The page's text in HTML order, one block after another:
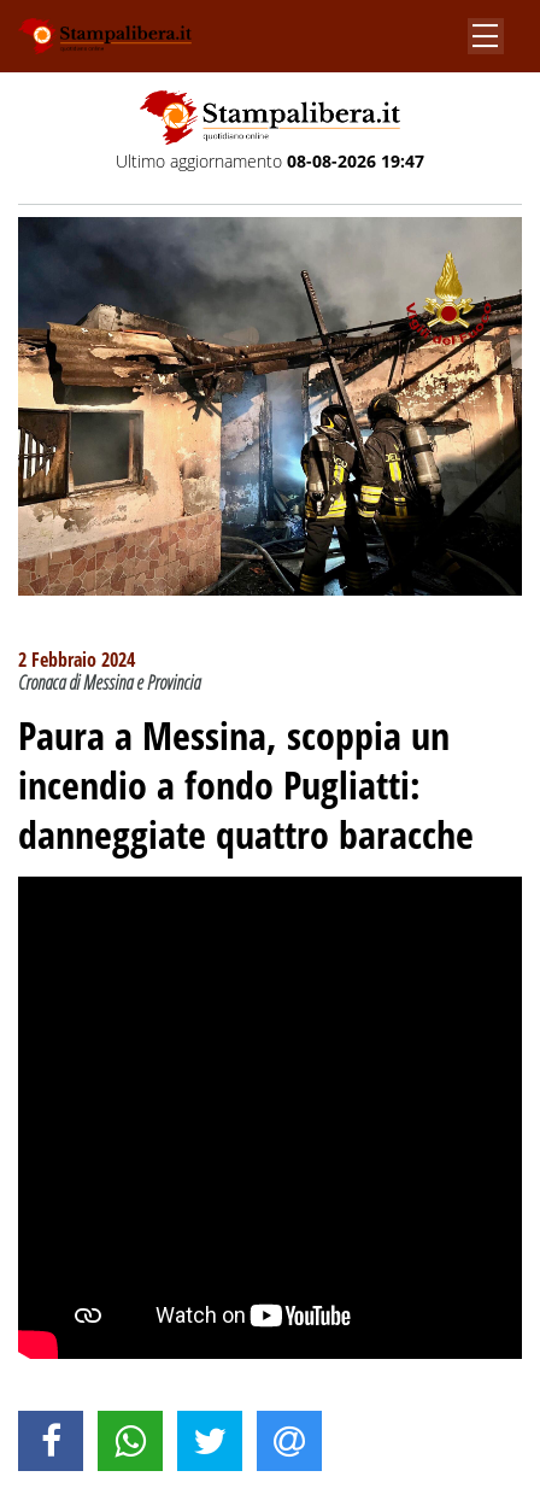
Ultimo aggiornamento 08-08-2026 19:47
2 Febbraio 2024
Cronaca di Messina e Provincia
Paura a Messina, scoppia un
incendio a fondo Pugliatti:
danneggiate quattro baracche